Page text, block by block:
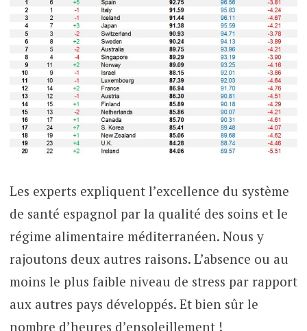
Les experts expliquent l’excellence du système
de santé espagnol par la qualité des soins et le
régime alimentaire méditerranéen. Nous y
rajoutons deux autres raisons. L’absence ou au
moins le plus faible niveau de stress par rapport
aux autres pays développés. Et bien sûr le
nombre d’heures d’ensoleillement !